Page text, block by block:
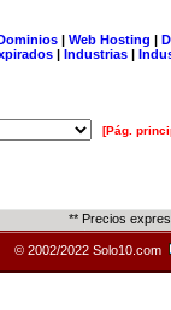
| Web Hosting |
| Industrias |
[Pág.
** Precios
© 2002/2022 Solo10.com